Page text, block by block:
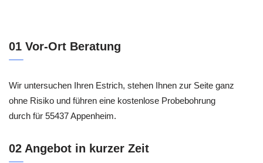
01 Vor-Ort Beratung
Wir untersuchen Ihren Estrich, stehen Ihnen zur Seite ganz
ohne Risiko und führen eine kostenlose Probebohrung
durch für 55437 Appenheim.
02 Angebot in kurzer Zeit